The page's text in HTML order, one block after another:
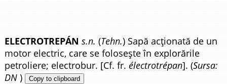
ELECTROTREPÁN s.n. (Tehn.) Sapă acționată de un
motor electric, care se folosește în explorările
petroliere; electrobur. [Cf. fr.électrotrépan]. (Sursa:
DN ) Copy to clipboard